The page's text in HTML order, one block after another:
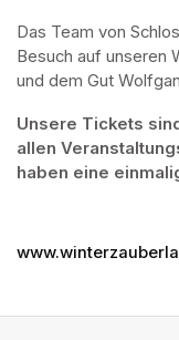
Das Team von
Besuch auf unseren
und dem Gut
Unsere Tickets
allen
haben eine